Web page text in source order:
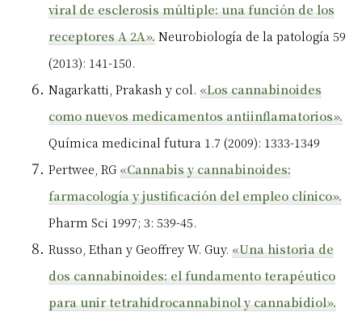
viral de esclerosis múltiple: una función de los
receptores A 2A». Neurobiología de la patología 59
(2013): 141-150.
Nagarkatti, Prakash y col. «Los cannabinoides
como nuevos medicamentos antiinflamatorios».
Química medicinal futura 1.7 (2009): 1333-1349
Pertwee, RG «Cannabis y cannabinoides:
farmacología y justificación del empleo clínico».
Pharm Sci 1997; 3: 539-45.
Russo, Ethan y Geoffrey W. Guy. «Una historia de
dos cannabinoides: el fundamento terapéutico
para unir tetrahidrocannabinol y cannabidiol».